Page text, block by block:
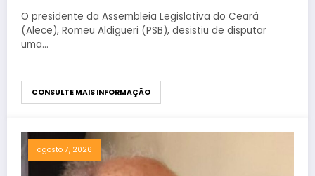
O presidente da Assembleia Legislativa do Ceará
(Alece), Romeu Aldigueri (PSB), desistiu de disputar
uma…
CONSULTE MAIS INFORMAÇÃO
agosto 7, 2026